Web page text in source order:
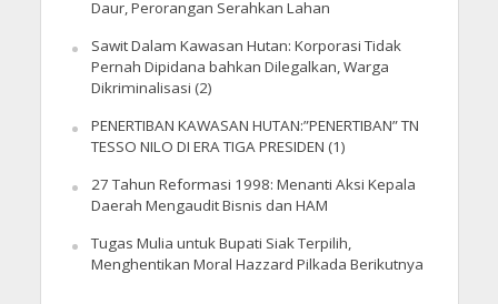
Daur, Perorangan Serahkan Lahan
Sawit Dalam Kawasan Hutan: Korporasi Tidak
Pernah Dipidana bahkan Dilegalkan, Warga
Dikriminalisasi (2)
PENERTIBAN KAWASAN HUTAN:”PENERTIBAN” TN
TESSO NILO DI ERA TIGA PRESIDEN (1)
27 Tahun Reformasi 1998: Menanti Aksi Kepala
Daerah Mengaudit Bisnis dan HAM
Tugas Mulia untuk Bupati Siak Terpilih,
Menghentikan Moral Hazzard Pilkada Berikutnya